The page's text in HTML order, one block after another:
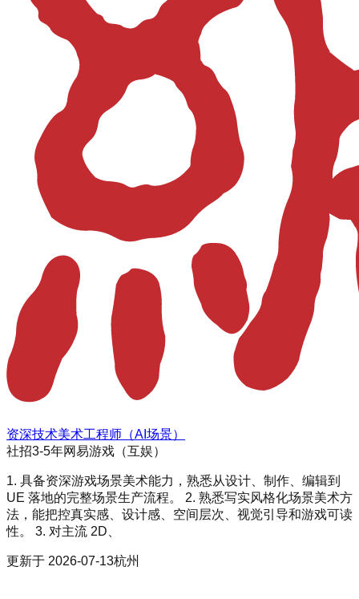
资深技术美术工程师（AI场景）
社招3-5年网易游戏（互娱）
1. 具备资深游戏场景美术能力，熟悉从设计、制作、编辑到
UE 落地的完整场景生产流程。 2. 熟悉写实风格化场景美术方
法，能把控真实感、设计感、空间层次、视觉引导和游戏可读
性。 3. 对主流 2D、
更新于 2026-07-13杭州